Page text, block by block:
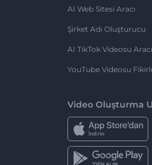
AI Web Sitesi Aracı
Şirket Adı Oluşturucu
AI TikTok Videosu Aracı
YouTube Videosu
Video Oluşturma